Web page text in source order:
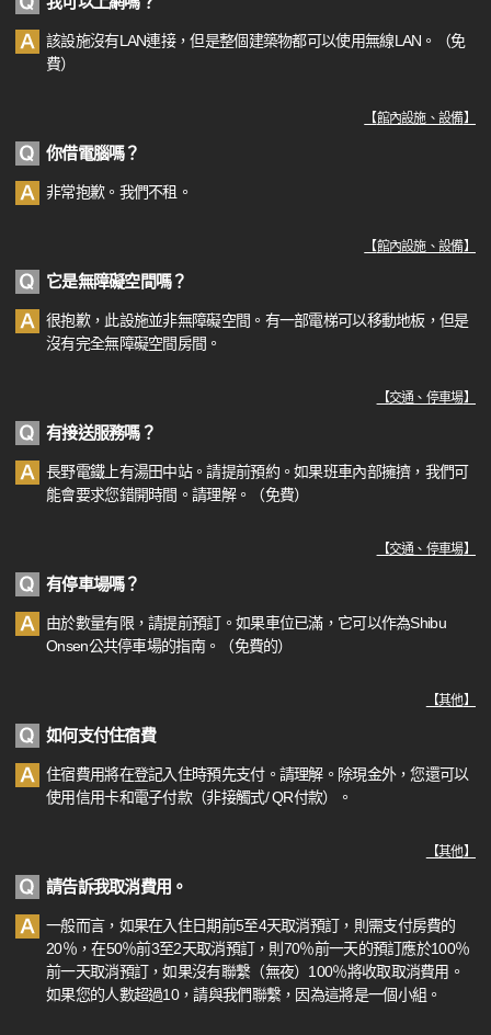
該設施沒有LAN連接，但是整個建築物都可以使用無線LAN。（免
費）
【館內設施、設備】
你借電腦嗎？
非常抱歉。我們不租。
【館內設施、設備】
它是無障礙空間嗎？
很抱歉，此設施並非無障礙空間。有一部電梯可以移動地板，但是
沒有完全無障礙空間房間。
【交通、停車場】
有接送服務嗎？
長野電鐵上有湯田中站。請提前預約。如果班車內部擁擠，我們可
能會要求您錯開時間。請理解。（免費）
【交通、停車場】
有停車場嗎？
由於數量有限，請提前預訂。如果車位已滿，它可以作為Shibu
Onsen公共停車場的指南。（免費的）
【其他】
如何支付住宿費
住宿費用將在登記入住時預先支付。請理解。除現金外，您還可以
使用信用卡和電子付款（非接觸式/ QR付款）。
【其他】
請告訴我取消費用。
一般而言，如果在入住日期前5至4天取消預訂，則需支付房費的
20％，在50％前3至2天取消預訂，則70％前一天的預訂應於100％
前一天取消預訂，如果沒有聯繫（無夜）100％將收取取消費用。
如果您的人數超過10，請與我們聯繫，因為這將是一個小組。